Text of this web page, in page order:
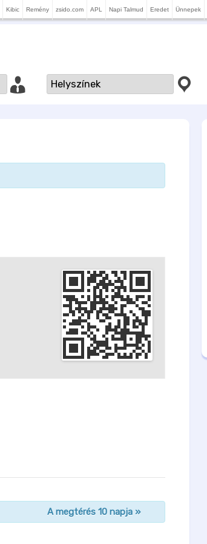
Kibic Remény zsido.com APL Napi Talmud Eredet Ünnepek
A megtérés 10 napja »